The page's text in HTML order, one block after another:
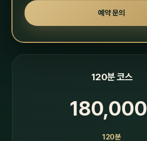
예약 문의
120분 코스
180,000
120분